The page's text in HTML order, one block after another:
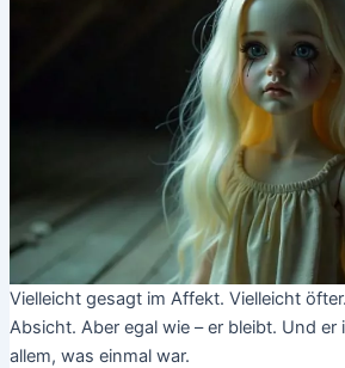
Vielleicht gesagt im Affekt. Vielleicht
Absicht. Aber egal wie – er bleibt. Und er
allem, was einmal war.